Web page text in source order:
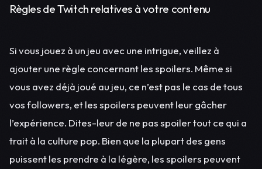
Règles de Twitch relatives à votre contenu
Si vous jouez à un jeu avec une intrigue, veillez à
ajouter une règle concernant les spoilers. Même si
vous avez déjà joué au jeu, ce n’est pas le cas de tous
vos followers, et les spoilers peuvent leur gâcher
l’expérience. Dites-leur de ne pas spoiler tout ce qui a
trait à la culture pop. Bien que la plupart des gens
puissent les prendre à la légère, les spoilers peuvent